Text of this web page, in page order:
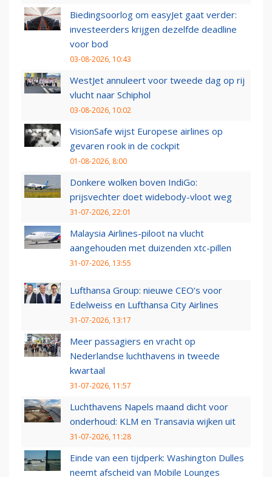
Biedingsoorlog om easyJet gaat verder:
investeerders krijgen dezelfde deadline
voor bod
03-08-2026, 10:43
WestJet annuleert voor tweede dag op rij
vlucht naar Schiphol
03-08-2026, 10:02
VisionSafe wijst Europese airlines op
gevaren rook in de cockpit
01-08-2026, 8:00
Donkere wolken boven IndiGo:
prijsvechter doet widebody-vloot weg
31-07-2026, 22:01
Malaysia Airlines-piloot na vlucht
aangehouden met duizenden xtc-pillen
31-07-2026, 13:55
Lufthansa Group: nieuwe CEO’s voor
Edelweiss en Lufthansa City Airlines
31-07-2026, 13:17
Meer passagiers en vracht op
Nederlandse luchthavens in tweede
kwartaal
31-07-2026, 11:57
Luchthavens Napels maand dicht voor
onderhoud: KLM en Transavia wijken uit
31-07-2026, 11:28
Einde van een tijdperk: Washington Dulles
neemt afscheid van Mobile Lounges